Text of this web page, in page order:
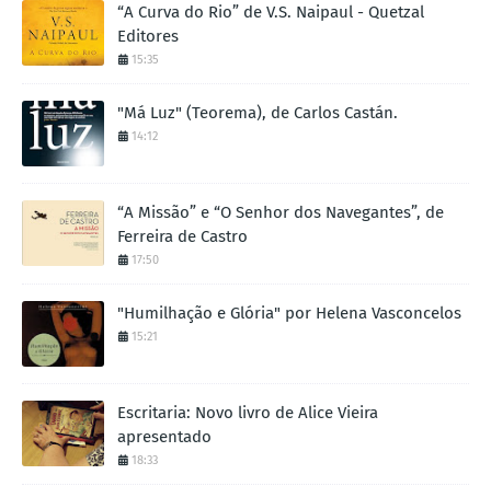
“A Curva do Rio” de V.S. Naipaul - Quetzal
Editores
15:35
"Má Luz" (Teorema), de Carlos Castán.
14:12
“A Missão” e “O Senhor dos Navegantes”, de
Ferreira de Castro
17:50
"Humilhação e Glória" por Helena Vasconcelos
15:21
Escritaria: Novo livro de Alice Vieira
apresentado
18:33